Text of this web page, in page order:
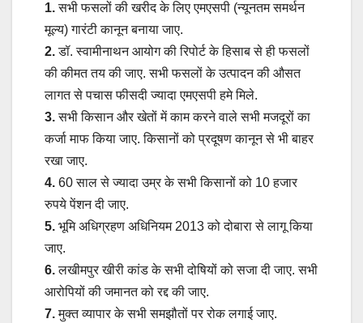
1.सभी फसलों की खरीद के लिए एमएसपी (न्यूनतम समर्थन
मूल्य) गारंटी कानून बनाया जाए.
2.डॉ. स्वामीनाथन आयोग की रिपोर्ट के हिसाब से ही फसलों
की कीमत तय की जाए. सभी फसलों के उत्पादन की औसत
लागत से पचास फीसदी ज्यादा एमएसपी हमे मिले.
3.सभी किसान और खेतों में काम करने वाले सभी मजदूरों का
कर्जा माफ किया जाए. किसानों को प्रदूषण कानून से भी बाहर
रखा जाए.
4. 60 साल से ज्यादा उम्र के सभी किसानों को 10 हजार
रुपये पेंशन दी जाए.
5. भूमि अधिग्रहण अधिनियम 2013 को दोबारा से लागू किया
जाए.
6.लखीमपुर खीरी कांड के सभी दोषियों को सजा दी जाए. सभी
आरोपियों की जमानत को रद्द की जाए.
7.मुक्त व्यापार के सभी समझौतों पर रोक लगाई जाए.